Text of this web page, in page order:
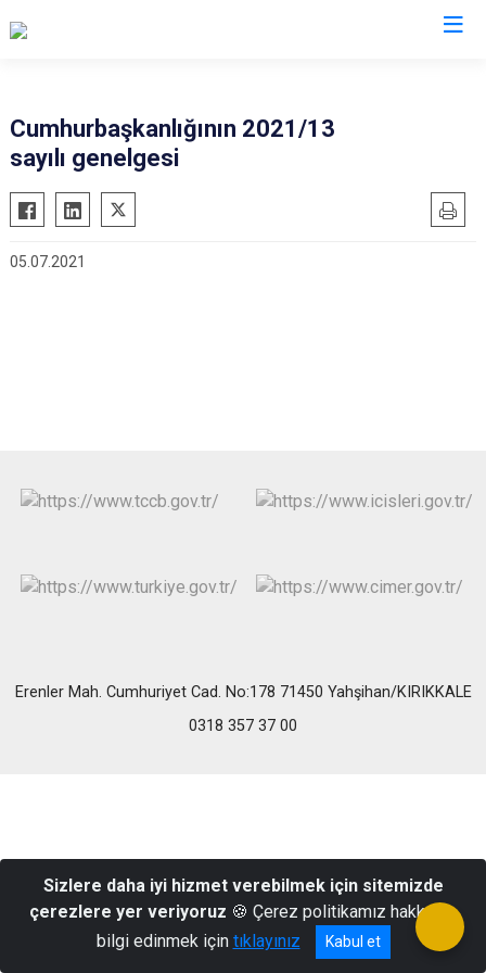
Cumhurbaşkanlığının 2021/13
sayılı genelgesi
05.07.2021
Erenler Mah. Cumhuriyet Cad. No:178 71450 Yahşihan/KIRIKKALE
0318 357 37 00
Sizlere daha iyi hizmet verebilmek için sitemizde
çerezlere yer veriyoruz 🍪 Çerez politikamız hakkında
bilgi edinmek için tıklayınız Kabul et